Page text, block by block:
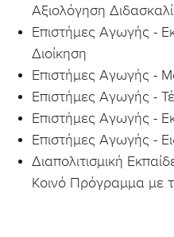
Αξιολόγηση
Επιστήμες Αγωγής -
Διοίκηση
Επιστήμες Αγωγής -
Επιστήμες Αγωγής -
Επιστήμες Αγωγής -
Επιστήμες Αγωγής -
Διαπολιτισμική
Κοινό Πρόγραμμα με